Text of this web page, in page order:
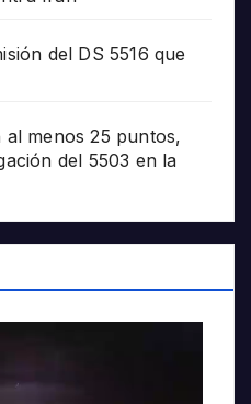
del DS 5516 que
al menos 25 puntos,
del 5503 en la